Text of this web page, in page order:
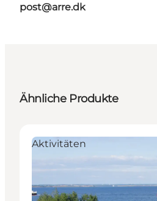
post@arre.dk
Ähnliche Produkte
Aktivitäten